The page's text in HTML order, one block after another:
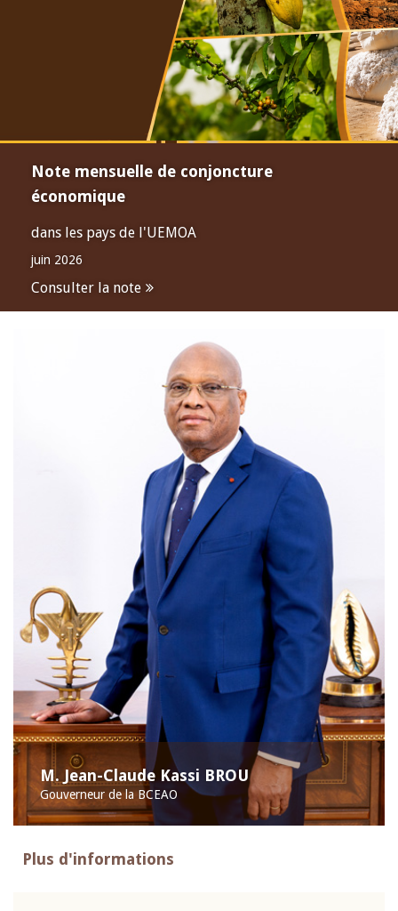
Note mensuelle de conjoncture
économique
dans les pays de l'UEMOA
juin 2026
Consulter la note
M. Jean-Claude Kassi BROU
Gouverneur de la BCEAO
Plus d'informations